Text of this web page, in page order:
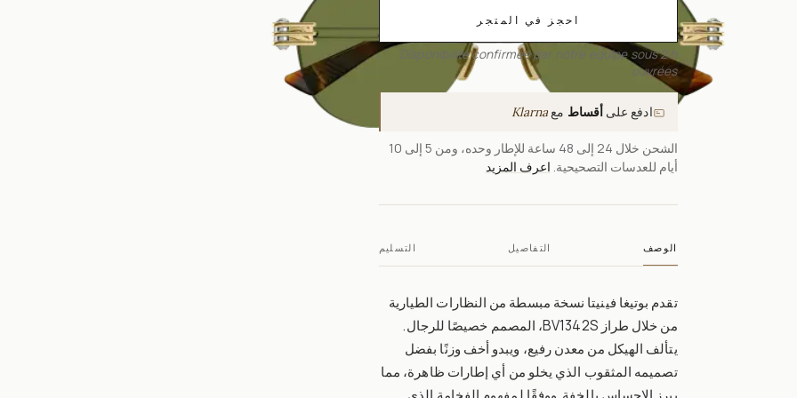
احجز في المتجر
Disponibilité confirmée par notre équipe sous 2 h
ouvrées
ادفع علىأقساط معKlarna
الشحن خلال 24 إلى 48 ساعة للإطار وحده، ومن 5 إلى 10
أيام للعدسات التصحيحية. اعرف المزيد
الوصف التفاصيل التسليم
تقدم بوتيغا فينيتا نسخة مبسطة من النظارات الطيارية
من خلال طراز BV1342S، المصمم خصيصًا للرجال.
يتألف الهيكل من معدن رفيع، ويبدو أخف وزنًا بفضل
تصميمه المثقوب الذي يخلو من أي إطارات ظاهرة، مما